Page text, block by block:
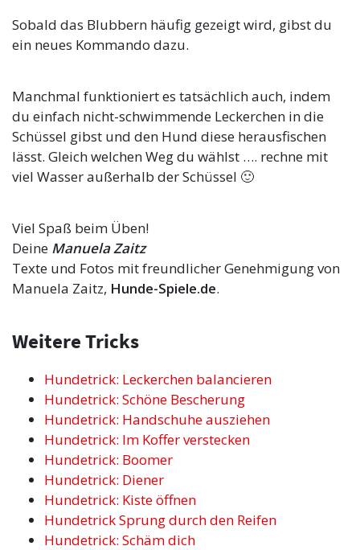
Sobald das Blubbern häufig gezeigt wird, gibst du
ein neues Kommando dazu.
Manchmal funktioniert es tatsächlich auch, indem
du einfach nicht-schwimmende Leckerchen in die
Schüssel gibst und den Hund diese herausfischen
lässt. Gleich welchen Weg du wählst …. rechne mit
viel Wasser außerhalb der Schüssel 🙂
Viel Spaß beim Üben!
Deine Manuela Zaitz
Texte und Fotos mit freundlicher Genehmigung von
Manuela Zaitz, Hunde-Spiele.de.
Weitere Tricks
Hundetrick: Leckerchen balancieren
Hundetrick: Schöne Bescherung
Hundetrick: Handschuhe ausziehen
Hundetrick: Im Koffer verstecken
Hundetrick: Boomer
Hundetrick: Diener
Hundetrick: Kiste öffnen
Hundetrick Sprung durch den Reifen
Hundetrick: Schäm dich